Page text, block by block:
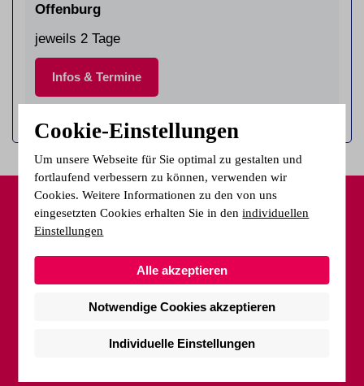
Offenburg
jeweils 2 Tage
Infos & Termine
Wie können wir Sie
unterstützen?
Sie haben Fragen oder wünschen eine kostenfreie
Cookie-Einstellungen
Um unsere Webseite für Sie optimal zu gestalten und
fortlaufend verbessern zu können, verwenden wir
Cookies. Weitere Informationen zu den von uns
eingesetzten Cookies erhalten Sie in denindividuellen
Einstellungen
Alle akzeptieren
Notwendige Cookies akzeptieren
Individuelle Einstellungen